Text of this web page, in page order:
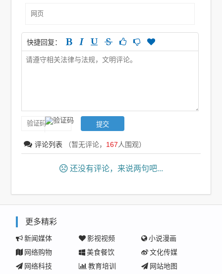
快捷回复：
评论列表 （暂无评论， 167人围观）
还没有评论，来说两句吧...
更多精彩
新闻媒体 影视视频
小说漫画
网络购物
美食餐饮
文化传媒
网络科技
教育培训 网站地图